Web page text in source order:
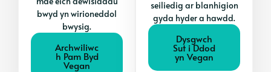
bwyd yn wirioneddol
bwysig.
Archwiliwc
h Pam Byd
Vegan
seiliedig ar blanhigion
gyda hyder a hawdd.
Dysgwch
Sut i Ddod
yn Vegan